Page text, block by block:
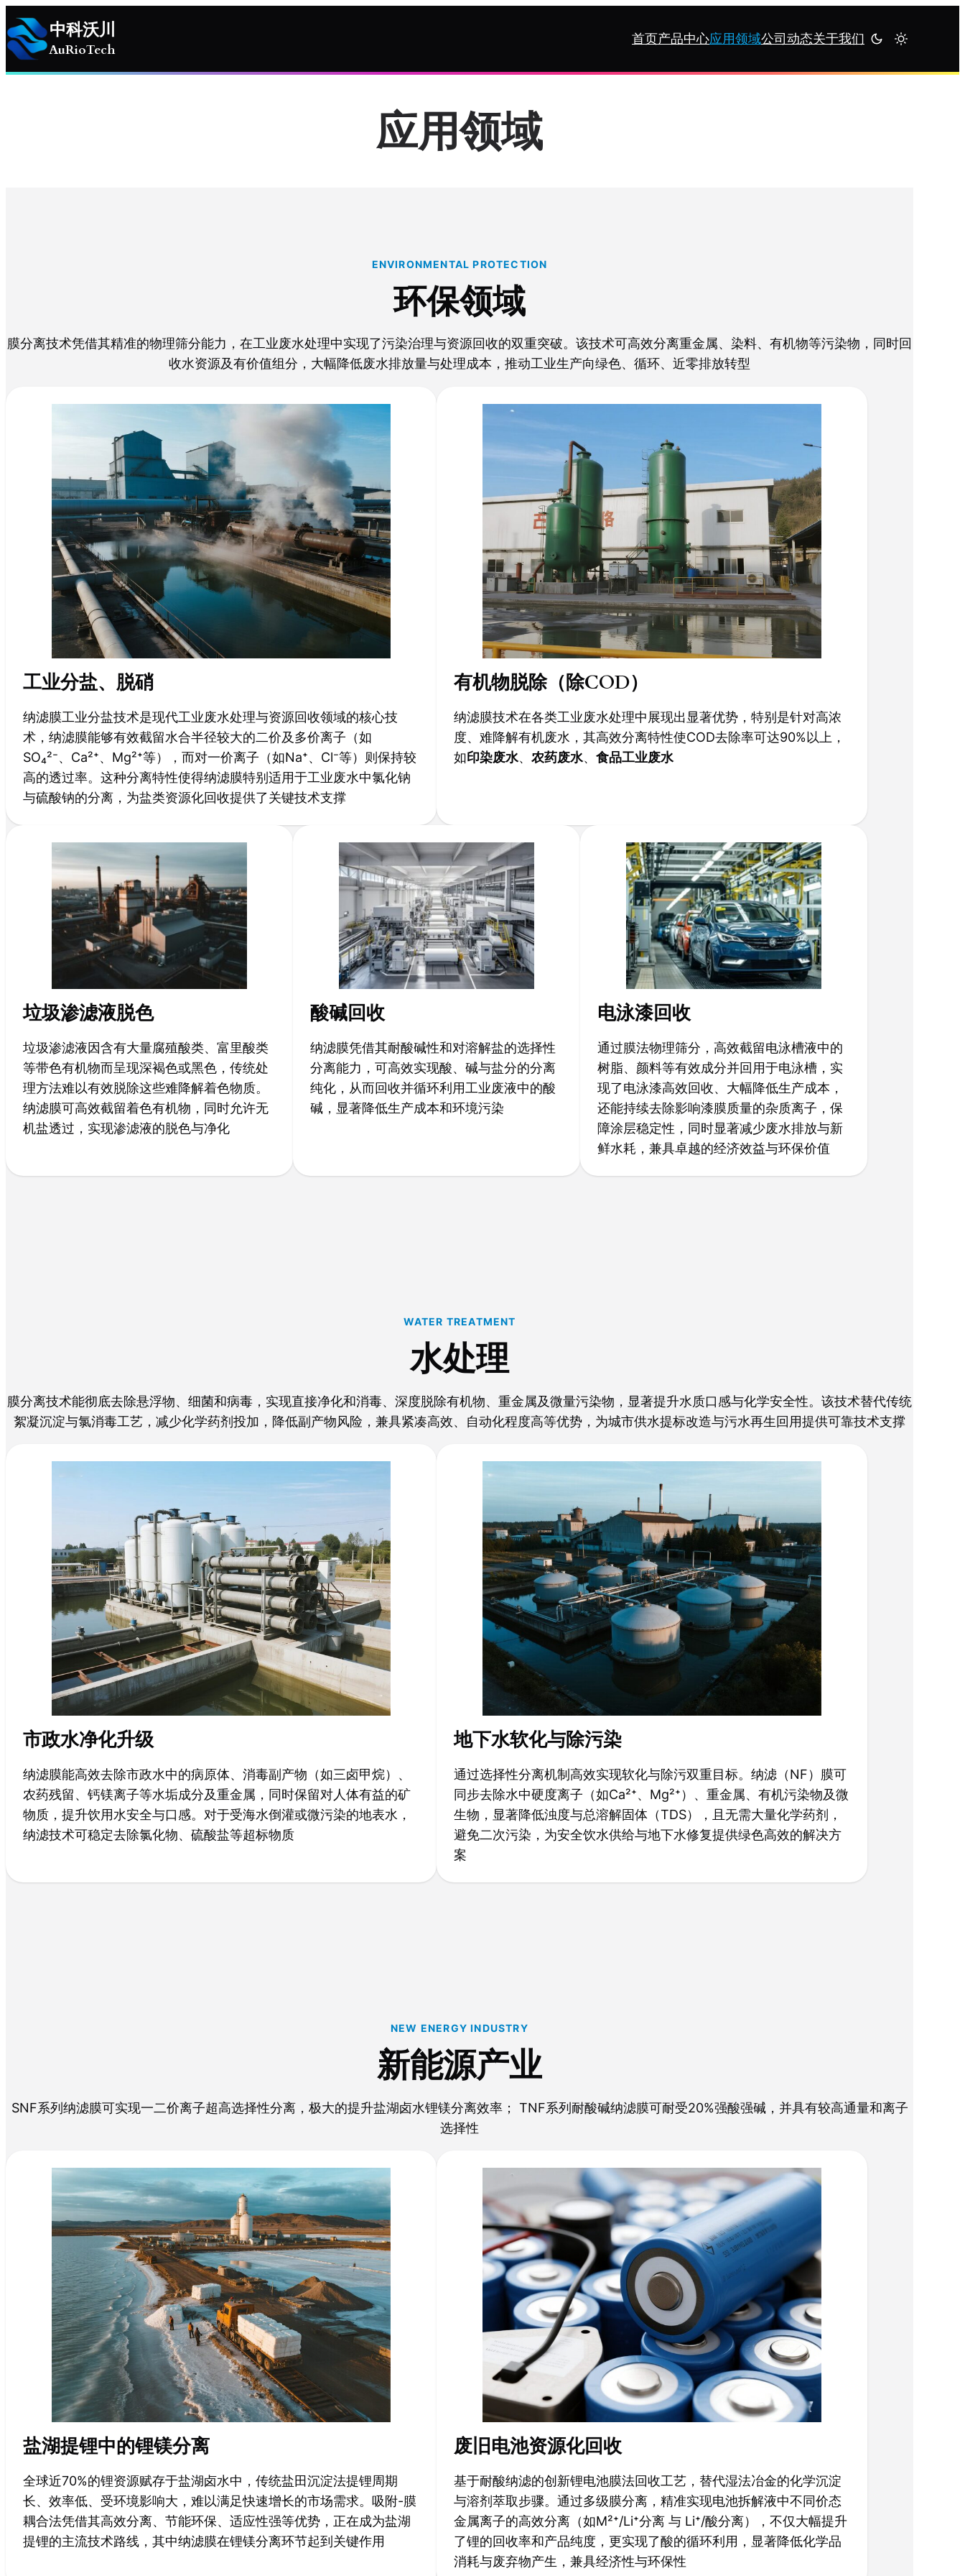
跳
至
内
容
中科沃川
AuRioTech
首页产品中心应用领域公司动态关于我们
应用领域
ENVIRONMENTAL PROTECTION
环保领域
膜分离技术凭借其精准的物理筛分能力，在工业废水处理中实现了污染治理与资源回收的双重突破。该技术可高效分离重金属、染料、有机物等污染物，同时回
收水资源及有价值组分，大幅降低废水排放量与处理成本，推动工业生产向绿色、循环、近零排放转型
工业分盐、脱硝
纳滤膜工业分盐技术是现代工业废水处理与资源回收领域的核心技
术，纳滤膜能够有效截留水合半径较大的二价及多价离子（如
SO₄²⁻、Ca²⁺、Mg²⁺等），而对一价离子（如Na⁺、Cl⁻等）则保持较
高的透过率。这种分离特性使得纳滤膜特别适用于工业废水中氯化钠
与硫酸钠的分离，为盐类资源化回收提供了关键技术支撑
有机物脱除（除COD）
纳滤膜技术在各类工业废水处理中展现出显著优势，特别是针对高浓
度、难降解有机废水，其高效分离特性使COD去除率可达90%以上，
如印染废水、​ 农药废水、​ 食品工业废水
垃圾渗滤液脱色
垃圾渗滤液因含有大量腐殖酸类、富里酸类
等带色有机物而呈现深褐色或黑色，传统处
理方法难以有效脱除这些难降解着色物质。
纳滤膜可高效截留着色有机物，同时允许无
机盐透过，实现渗滤液的脱色与净化
酸碱回收
纳滤膜凭借其耐酸碱性和对溶解盐的选择性
分离能力，可高效实现酸、碱与盐分的分离
纯化，从而回收并循环利用工业废液中的酸
碱，显著降低生产成本和环境污染
电泳漆回收
通过膜法物理筛分，高效截留电泳槽液中的
树脂、颜料等有效成分并回用于电泳槽，实
现了电泳漆高效回收、大幅降低生产成本，
还能持续去除影响漆膜质量的杂质离子，保
障涂层稳定性，同时显著减少废水排放与新
鲜水耗，兼具卓越的经济效益与环保价值
WATER TREATMENT
水处理
膜分离技术能彻底去除悬浮物、细菌和病毒，实现直接净化和消毒、深度脱除有机物、重金属及微量污染物，显著提升水质口感与化学安全性。该技术替代传统
絮凝沉淀与氯消毒工艺，减少化学药剂投加，降低副产物风险，兼具紧凑高效、自动化程度高等优势，为城市供水提标改造与污水再生回用提供可靠技术支撑
市政水净化升级
纳滤膜能高效去除市政水中的病原体、消毒副产物（如三卤甲烷）、
农药残留、钙镁离子等水垢成分及重金属，同时保留对人体有益的矿
物质，提升饮用水安全与口感。对于受海水倒灌或微污染的地表水，
纳滤技术可稳定去除氯化物、硫酸盐等超标物质
地下水软化与除污染
通过选择性分离机制高效实现软化与除污双重目标。纳滤（NF）膜可
同步去除水中硬度离子（如Ca²⁺、Mg²⁺）、重金属、有机污染物及微
生物，显著降低浊度与总溶解固体（TDS），且无需大量化学药剂，
避免二次污染，为安全饮水供给与地下水修复提供绿色高效的解决方
案
NEW ENERGY INDUSTRY
新能源产业
SNF系列纳滤膜可实现一二价离子超高选择性分离，极大的提升盐湖卤水锂镁分离效率； TNF系列耐酸碱纳滤膜可耐受20%强酸强碱，并具有较高通量和离子
选择性
盐湖提锂中的锂镁分离
全球近70%的锂资源赋存于盐湖卤水中，传统盐田沉淀法提锂周期
长、效率低、受环境影响大，难以满足快速增长的市场需求。吸附-膜
耦合法凭借其高效分离、节能环保、适应性强等优势，正在成为盐湖
提锂的主流技术路线，其中纳滤膜在锂镁分离环节起到关键作用
废旧电池资源化回收
基于耐酸纳滤的创新锂电池膜法回收工艺，替代湿法冶金的化学沉淀
与溶剂萃取步骤。通过多级膜分离，精准实现电池拆解液中不同价态
金属离子的高效分离（如M²⁺/Li⁺分离 与 Li⁺/酸分离），不仅大幅提升
了锂的回收率和产品纯度，更实现了酸的循环利用，显著降低化学品
消耗与废弃物产生，兼具经济性与环保性